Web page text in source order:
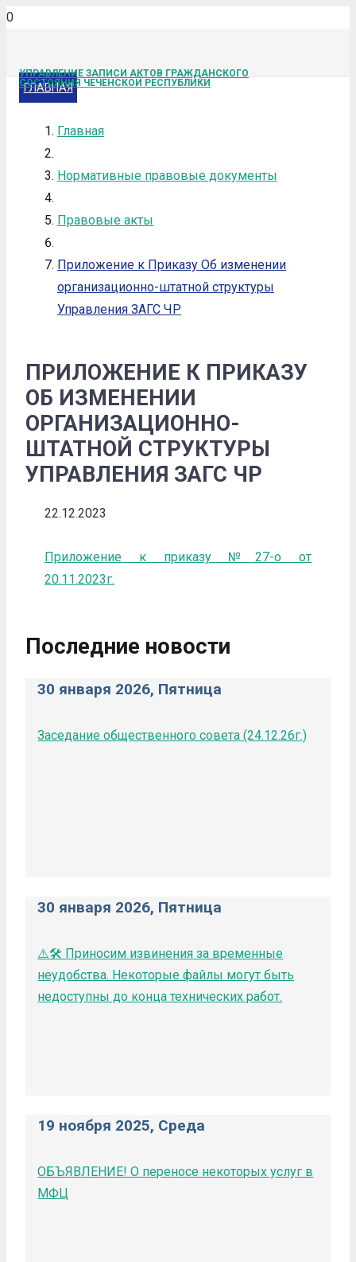
УПРАВЛЕНИЕ ЗАПИСИ АКТОВ ГРАЖДАНСКОГО
СОСТОЯНИЯ ЧЕЧЕНСКОЙ РЕСПУБЛИКИ
ГЛАВНАЯ
Главная
Нормативные правовые документы
Правовые акты
Приложение к Приказу Об изменении
организационно-штатной структуры
Управления ЗАГС ЧР
ПРИЛОЖЕНИЕ К ПРИКАЗУ
ОБ ИЗМЕНЕНИИ
ОРГАНИЗАЦИОННО-
ШТАТНОЙ СТРУКТУРЫ
УПРАВЛЕНИЯ ЗАГС ЧР
22.12.2023
Приложение к приказу №27-о от
20.11.2023г.
Последние новости
30 января 2026, Пятница
Заседание общественного совета (24.12.26г.)
30 января 2026, Пятница
⚠️🛠️ Приносим извинения за временные
неудобства. Некоторые файлы могут быть
недоступны до конца технических работ.
19 ноября 2025, Среда
ОБЪЯВЛЕНИЕ! О переносе некоторых услуг в
МФЦ